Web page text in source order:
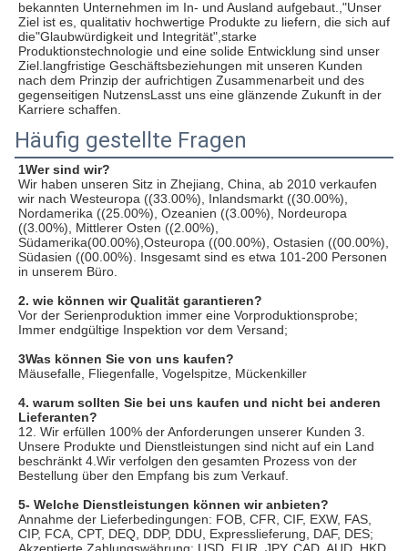
bekannten Unternehmen im In- und Ausland aufgebaut.,"Unser
Ziel ist es, qualitativ hochwertige Produkte zu liefern, die sich auf
die"Glaubwürdigkeit und Integrität",starke
Produktionstechnologie und eine solide Entwicklung sind unser
Ziel.langfristige Geschäftsbeziehungen mit unseren Kunden
nach dem Prinzip der aufrichtigen Zusammenarbeit und des
gegenseitigen NutzensLasst uns eine glänzende Zukunft in der
Karriere schaffen.
Häufig gestellte Fragen
1Wer sind wir?
Wir haben unseren Sitz in Zhejiang, China, ab 2010 verkaufen
wir nach Westeuropa ((33.00%), Inlandsmarkt ((30.00%),
Nordamerika ((25.00%), Ozeanien ((3.00%), Nordeuropa
((3.00%), Mittlerer Osten ((2.00%),
Südamerika(00.00%),Osteuropa ((00.00%), Ostasien ((00.00%),
Südasien ((00.00%). Insgesamt sind es etwa 101-200 Personen
in unserem Büro.
2. wie können wir Qualität garantieren?
Vor der Serienproduktion immer eine Vorproduktionsprobe;
Immer endgültige Inspektion vor dem Versand;
3Was können Sie von uns kaufen?
Mäusefalle, Fliegenfalle, Vogelspitze, Mückenkiller
4. warum sollten Sie bei uns kaufen und nicht bei anderen
Lieferanten?
12. Wir erfüllen 100% der Anforderungen unserer Kunden 3.
Unsere Produkte und Dienstleistungen sind nicht auf ein Land
beschränkt 4.Wir verfolgen den gesamten Prozess von der
Bestellung über den Empfang bis zum Verkauf.
5- Welche Dienstleistungen können wir anbieten?
Annahme der Lieferbedingungen: FOB, CFR, CIF, EXW, FAS,
CIP, FCA, CPT, DEQ, DDP, DDU, Expresslieferung, DAF, DES;
Akzeptierte Zahlungswährung: USD, EUR, JPY, CAD, AUD, HKD,